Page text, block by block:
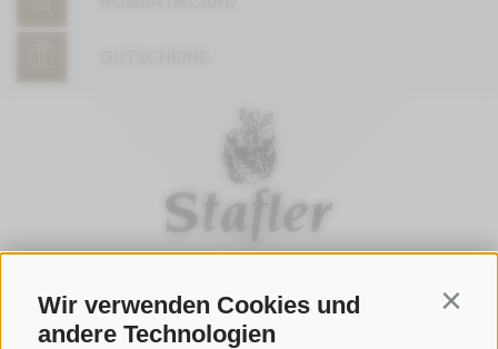
Wir verwenden Cookies und
andere Technologien
ÖFFNUNGSZEITEN GASTHOFSTUBE